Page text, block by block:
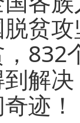
贫
832
解
迹！